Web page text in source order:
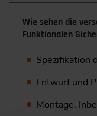
­Wie sehen die
Funktionalen
Spezifikation
Entwurf und
Montage,